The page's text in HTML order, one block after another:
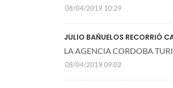
08/04/2019 10:29
JULIO BAÑUELOS RECORRIÓ
LA AGENCIA CORDOBA
08/04/2019 09:02